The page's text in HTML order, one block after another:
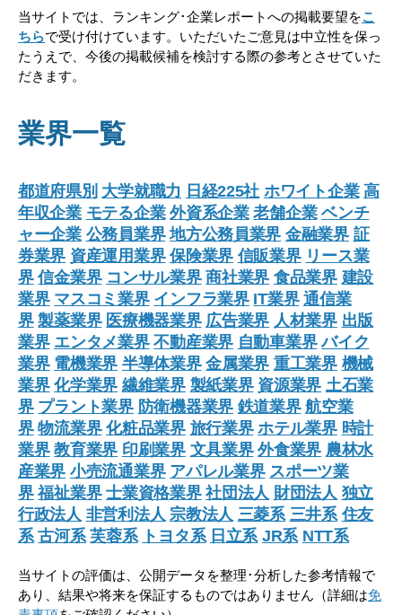
当サイトでは、ランキング･企業レポートへの掲載要望をこ
ちらで受け付けています。いただいたご意見は中立性を保っ
たうえで、今後の掲載候補を検討する際の参考とさせていた
だきます。
業界一覧
都道府県別 大学就職力 日経225社 ホワイト企業 高
年収企業 モテる企業 外資系企業 老舗企業 ベンチ
ャー企業 公務員業界 地方公務員業界 金融業界 証
券業界 資産運用業界 保険業界 信販業界 リース業
界 信金業界 コンサル業界 商社業界 食品業界 建設
業界 マスコミ業界 インフラ業界 IT業界 通信業
界 製薬業界 医療機器業界 広告業界 人材業界 出版
業界 エンタメ業界 不動産業界 自動車業界 バイク
業界 電機業界 半導体業界 金属業界 重工業界 機械
業界 化学業界 繊維業界 製紙業界 資源業界 土石業
界 プラント業界 防衛機器業界 鉄道業界 航空業
界 物流業界 化粧品業界 旅行業界 ホテル業界 時計
業界 教育業界 印刷業界 文具業界 外食業界 農林水
産業界 小売流通業界 アパレル業界 スポーツ業
界 福祉業界 士業資格業界 社団法人 財団法人 独立
行政法人 非営利法人 宗教法人 三菱系 三井系 住友
系 古河系 芙蓉系 トヨタ系 日立系 JR系 NTT系
当サイトの評価は、公開データを整理･分析した参考情報で
あり、結果や将来を保証するものではありません（詳細は免